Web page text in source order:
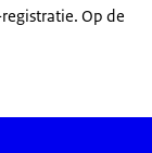
Op de